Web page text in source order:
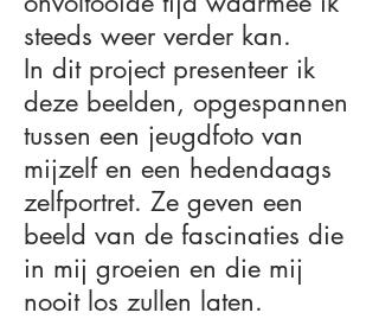
steeds weer verder kan.
In dit project presenteer ik
deze beelden, opgespannen
tussen een jeugdfoto van
mijzelf en een hedendaags
zelfportret. Ze geven een
beeld van de fascinaties die
in mij groeien en die mij
nooit los zullen laten.